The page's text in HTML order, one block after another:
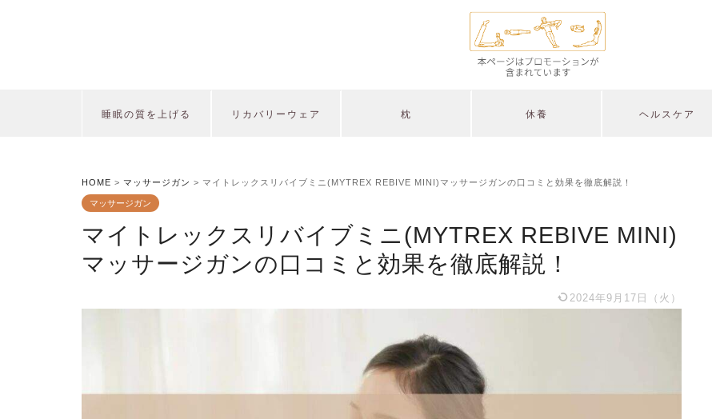
睡眠の質を上げる リカバリーウェア 枕 休養 ヘルスケア
HOME > マッサージガン > マイトレックスリバイブミニ(MYTREX REBIVE MINI)マッサージガンの口コミと効果を徹底解説！
マッサージガン
マイトレックスリバイブミニ(MYTREX REBIVE MINI)
マッサージガンの口コミと効果を徹底解説！
2024年9月17日（火）